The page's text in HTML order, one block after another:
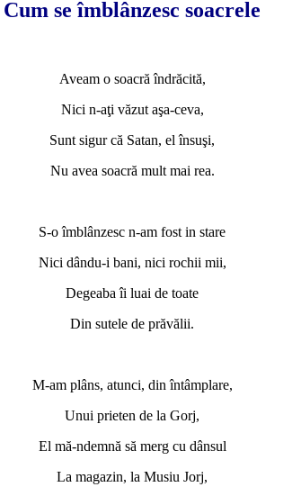
Cum se îmblânzesc soacrele
Aveam o soacră îndrăcită,
Nici n-aţi văzut aşa-ceva,
Sunt sigur că Satan, el însuşi,
Nu avea soacră mult mai rea.
S-o îmblânzesc n-am fost in stare
Nici dându-i bani, nici rochii mii,
Degeaba îi luai de toate
Din sutele de prăvălii.
M-am plâns, atunci, din întâmplare,
Unui prieten de la Gorj,
El mă-ndemnă să merg cu dânsul
La magazin, la Musiu Jorj,